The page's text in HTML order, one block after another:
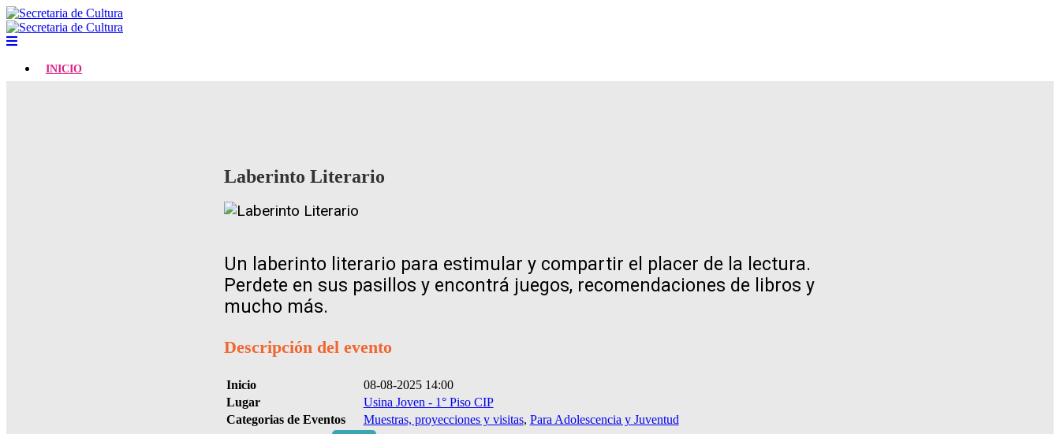
INICIO
Laberinto Literario
Un laberinto literario para estimular y compartir el placer de la lectura.
Perdete en sus pasillos y encontrá juegos, recomendaciones de libros y
mucho más.
Descripción del evento
Inicio
08-08-2025 14:00
Lugar
Usina Joven - 1° Piso CIP
Categorias de Eventos
Muestras, proyecciones y visitas, Para Adolescencia y Juventud